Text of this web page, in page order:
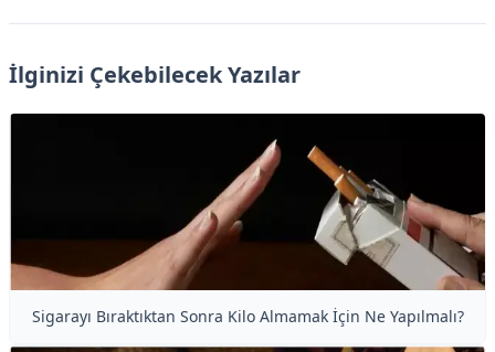
İlginizi Çekebilecek Yazılar
Sigarayı Bıraktıktan Sonra Kilo Almamak İçin Ne Yapılmalı?